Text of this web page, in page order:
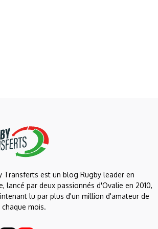
Transferts est un blog Rugby leader en
lancé par deux passionnés d'Ovalie en 2010,
lu par plus d'un million d'amateur de
mois.